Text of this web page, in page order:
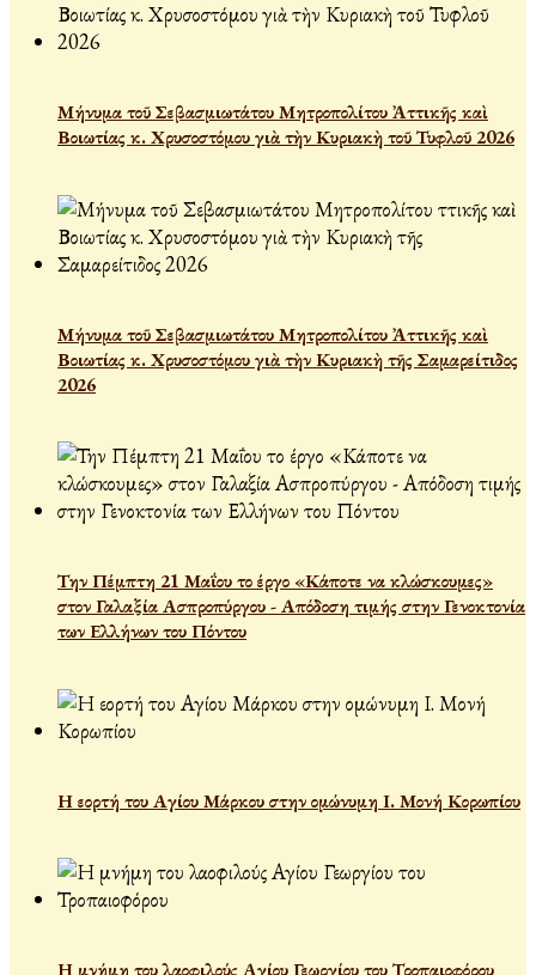
Μήνυμα τοῦ Σεβασμιωτάτου Μητροπολίτου Ἀττικῆς καὶ
Βοιωτίας κ. Χρυσοστόμου γιὰ τὴν Κυριακὴ τοῦ Τυφλοῦ 2026
Μήνυμα τοῦ Σεβασμιωτάτου Μητροπολίτου Ἀττικῆς καὶ
Βοιωτίας κ. Χρυσοστόμου γιὰ τὴν Κυριακὴ τῆς Σαμαρείτιδος
2026
Την Πέμπτη 21 Μαΐου το έργο «Κάποτε να κλώσκουμες»
στον Γαλαξία Ασπροπύργου - Απόδοση τιμής στην Γενοκτονία
των Ελλήνων του Πόντου
Η εορτή του Αγίου Μάρκου στην ομώνυμη Ι. Μονή Κορωπίου